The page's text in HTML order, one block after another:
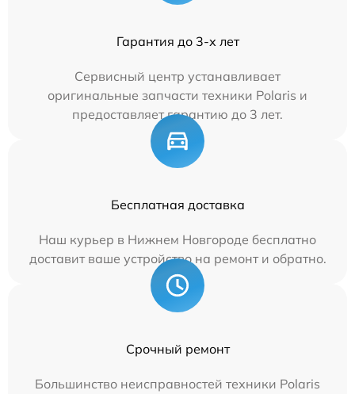
Гарантия до 3-х лет
Сервисный центр устанавливает
оригинальные запчасти техники Polaris и
предоставляет гарантию до 3 лет.
Бесплатная доставка
Наш курьер в Нижнем Новгороде бесплатно
доставит ваше устройство на ремонт и обратно.
Срочный ремонт
Большинство неисправностей техники Polaris